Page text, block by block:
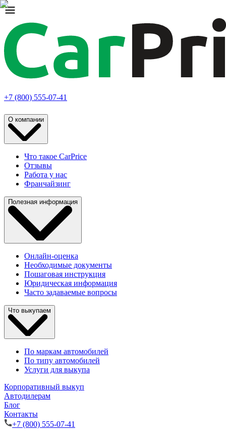
+7 (800) 555-07-41
О компании
Что такое CarPrice
Отзывы
Работа у нас
Франчайзинг
Полезная информация
Онлайн-оценка
Необходимые документы
Пошаговая инструкция
Юридическая информация
Часто задаваемые вопросы
Что выкупаем
По маркам автомобилей
По типу автомобилей
Услуги для выкупа
Корпоративный выкуп
Автодилерам
Блог
Контакты
+7 (800) 555-07-41